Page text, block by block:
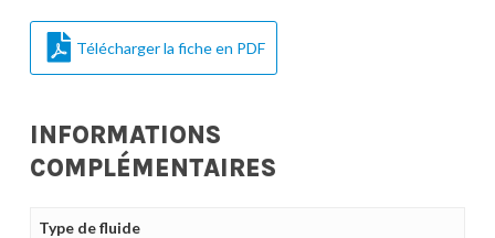
Télécharger la fiche en PDF
INFORMATIONS
COMPLÉMENTAIRES
Type de fluide